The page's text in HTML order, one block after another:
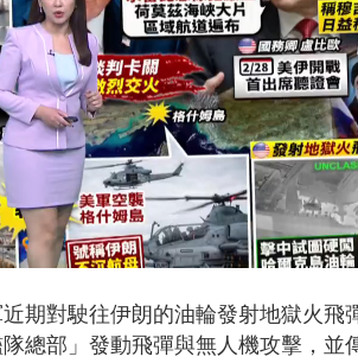
Loaded:
28.59%
期對駛往伊朗的油輪發射地獄火飛
總部」發動飛彈與無人機攻擊，並